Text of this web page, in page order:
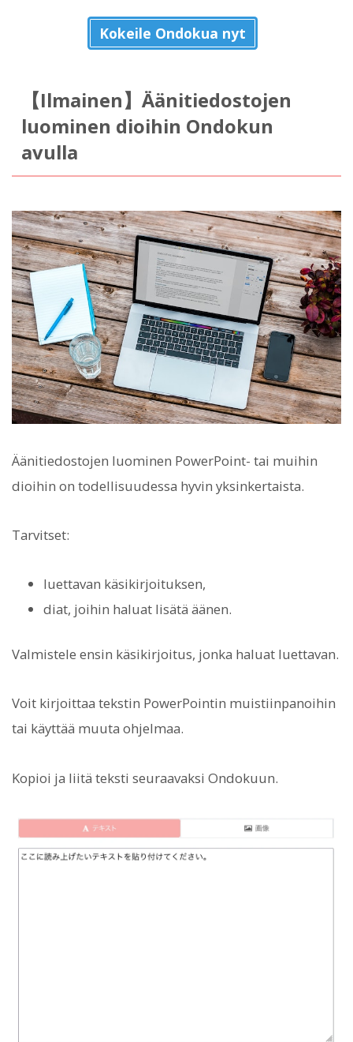
Kokeile Ondokua nyt
【Ilmainen】Äänitiedostojen
luominen dioihin Ondokun
avulla
Äänitiedostojen luominen PowerPoint- tai muihin
dioihin on todellisuudessa hyvin yksinkertaista.
Tarvitset:
luettavan käsikirjoituksen,
diat, joihin haluat lisätä äänen.
Valmistele ensin käsikirjoitus, jonka haluat luettavan.
Voit kirjoittaa tekstin PowerPointin muistiinpanoihin
tai käyttää muuta ohjelmaa.
Kopioi ja liitä teksti seuraavaksi Ondokuun.